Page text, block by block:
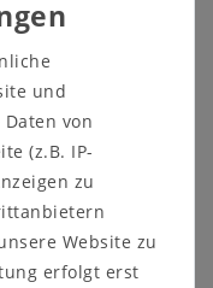
nur bequem,
und
von
(z.B. IP-
zu
Website zu
erfolgt erst